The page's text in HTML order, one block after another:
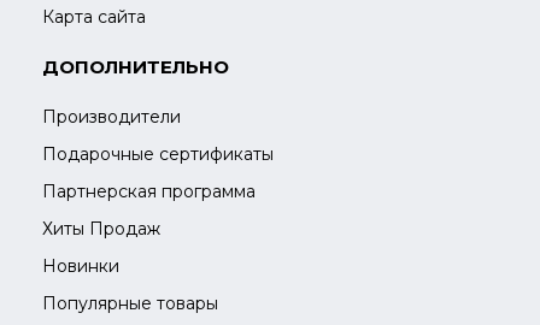
Карта сайта
ДОПОЛНИТЕЛЬНО
Производители
Подарочные сертификаты
Партнерская программа
Хиты Продаж
Новинки
Популярные товары